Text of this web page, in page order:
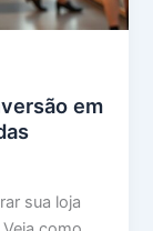
em
sua loja